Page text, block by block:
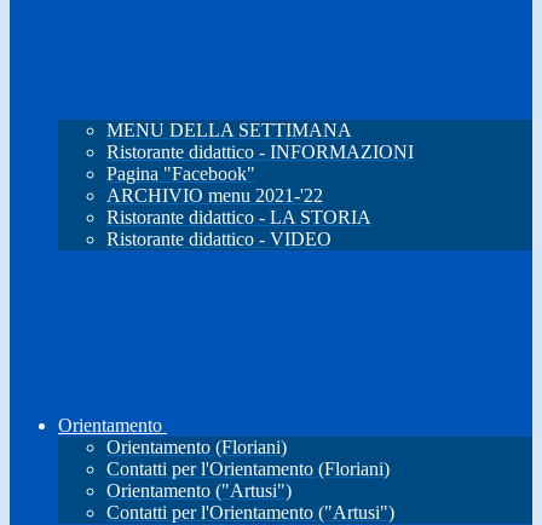
MENU DELLA SETTIMANA
Ristorante didattico - INFORMAZIONI
Pagina "Facebook"
ARCHIVIO menu 2021-'22
Ristorante didattico - LA STORIA
Ristorante didattico - VIDEO
Orientamento
Orientamento (Floriani)
Contatti per l'Orientamento (Floriani)
Orientamento ("Artusi")
Contatti per l'Orientamento ("Artusi")